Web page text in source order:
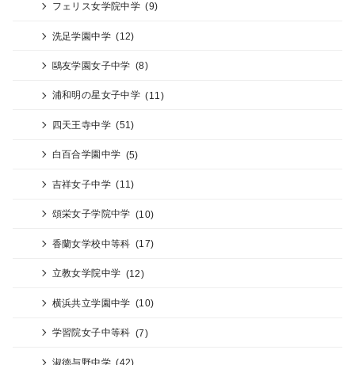
フェリス女学院中学 (9)
洗足学園中学 (12)
鷗友学園女子中学 (8)
浦和明の星女子中学 (11)
四天王寺中学 (51)
白百合学園中学 (5)
吉祥女子中学 (11)
頌栄女子学院中学 (10)
香蘭女学校中等科 (17)
立教女学院中学 (12)
横浜共立学園中学 (10)
学習院女子中等科 (7)
淑徳与野中学 (42)